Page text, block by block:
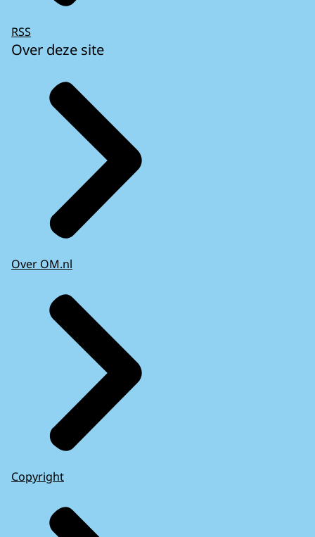
RSS
Over deze site
Over OM.nl
Copyright